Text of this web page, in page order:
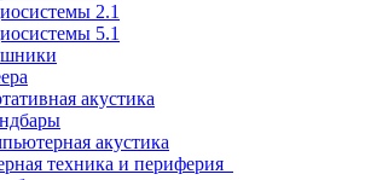
2.1
5.1
акустика
акустика
техника и периферия